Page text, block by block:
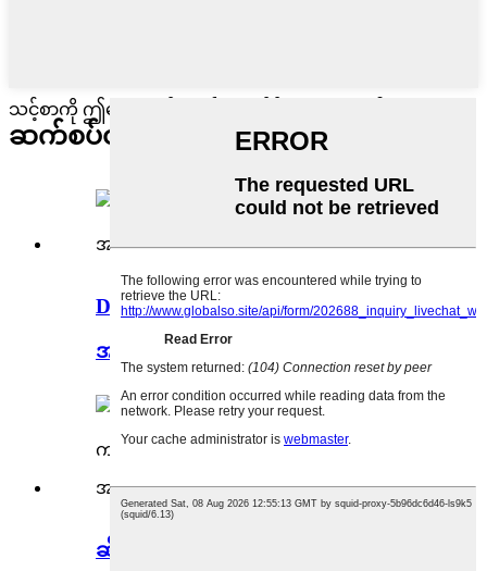
သင့်စာကို ဤနေရာတွင် ရေးပြီး ကျွန်ုပ်တို့ထံ ပေးပို့ပါ။
ဆက်စပ်ထုတ်ကုန်များ
DCP ဒိုင်ကယ်လ်စီယမ်ဖော့စဖိတ်
အစာကျွေးအဆင့် SUSTAR
ဆီလီကွန်ဒိုင်အောက်ဆိုဒ် / အဖြူရောင်